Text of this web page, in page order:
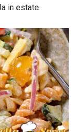
in estate.